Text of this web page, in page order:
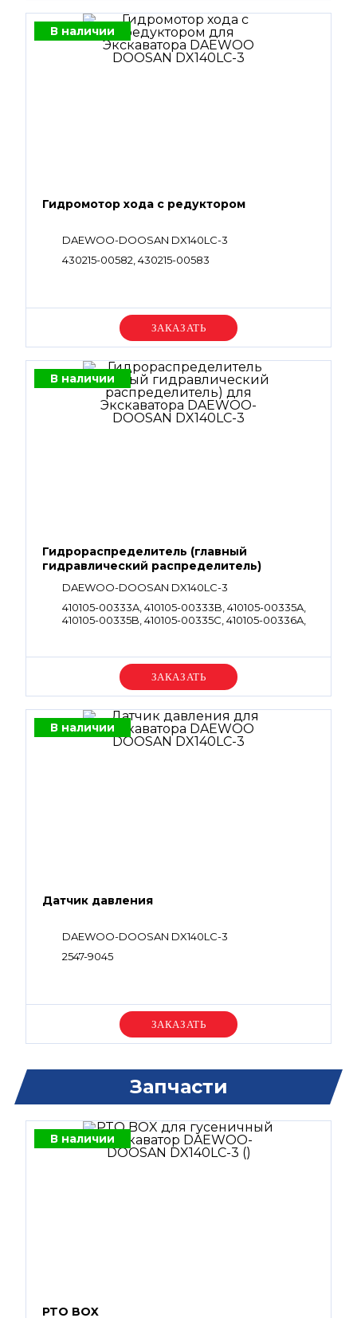
В наличии
Гидромотор хода с редуктором
DAEWOO-DOOSAN DX140LC-3
430215-00582, 430215-00583
Уточняйте цену
В наличии
Гидрораспределитель (главный
гидравлический распределитель)
DAEWOO-DOOSAN DX140LC-3
410105-00333A, 410105-00333B, 410105-00335A,
410105-00335B, 410105-00335C, 410105-00336A,
Уточняйте цену
В наличии
Датчик давления
DAEWOO-DOOSAN DX140LC-3
2547-9045
Уточняйте цену
Запчасти
В наличии
PTO BOX